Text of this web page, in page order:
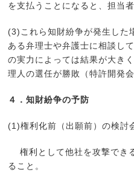
を支払うことになると、担当
(3)これら知財紛争が発生した
ある弁理士や弁護士に相談し
の実力によっては結果が大き
理人の選任が勝敗（特許開発
４．知財紛争の予防
(1)権利化前（出願前）の検討
権利として他社を攻撃でき
ること。